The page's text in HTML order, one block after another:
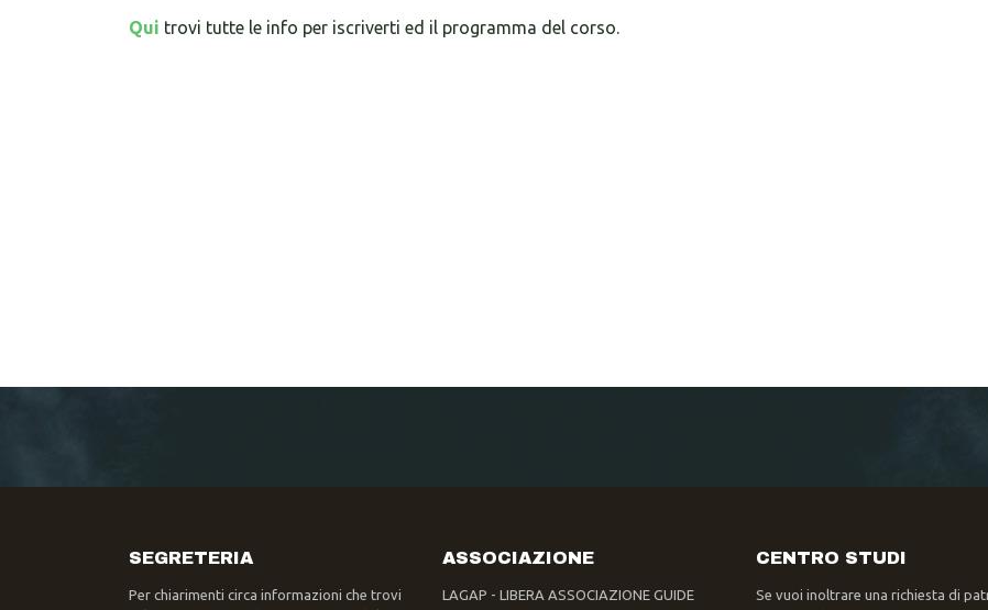
Qui trovi tutte le info per iscriverti ed il programma del corso.
SEGRETERIA
Per chiarimenti circa informazioni che trovi
ASSOCIAZIONE
LAGAP - LIBERA ASSOCIAZIONE GUIDE
CENTRO STUDI
Se vuoi inoltrare una richiesta di